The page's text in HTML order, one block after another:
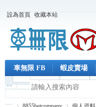
設為首頁 收藏本站
車無限 FB 蝦皮賣場